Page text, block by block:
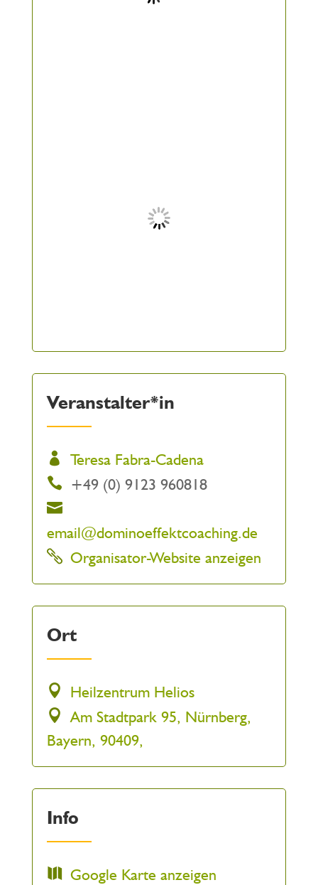
Veranstalter*in
Teresa Fabra-Cadena
+49 (0) 9123 960818
email@dominoeffektcoaching.de
Organisator-Website anzeigen
Ort
Heilzentrum Helios
Am Stadtpark 95, Nürnberg,
Bayern, 90409,
Info
Google Karte anzeigen